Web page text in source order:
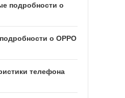
подробности о
о OPPO
телефона